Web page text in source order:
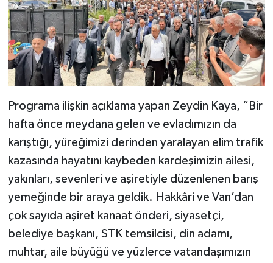
Programa ilişkin açıklama yapan Zeydin Kaya, “Bir
hafta önce meydana gelen ve evladımızın da
karıştığı, yüreğimizi derinden yaralayan elim trafik
kazasında hayatını kaybeden kardeşimizin ailesi,
yakınları, sevenleri ve aşiretiyle düzenlenen barış
yemeğinde bir araya geldik. Hakkâri ve Van’dan
çok sayıda aşiret kanaat önderi, siyasetçi,
belediye başkanı, STK temsilcisi, din adamı,
muhtar, aile büyüğü ve yüzlerce vatandaşımızın